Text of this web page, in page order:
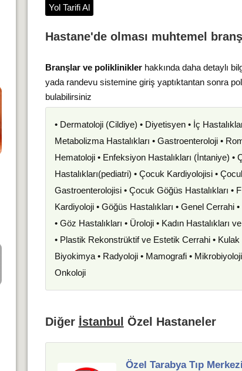
Yol Tarifi Al
Hastane'de olması muhtemel
Branşlar ve polikliniklerhakkında daha detaylı
yada randevu sistemine giriş yaptıktantan sonra
bulabilirsiniz
• Dermatoloji (Cildiye) • Diyetisyen • İç
Metabolizma Hastalıkları • Gastroenteroloji •
Hematoloji • Enfeksiyon Hastalıkları (İntaniye) •
Hastalıkları(pediatri) • Çocuk Kardiyolojisi •
Gastroenterolojisi • Çocuk Göğüs Hastalıkları •
Kardiyoloji • Göğüs Hastalıkları • Genel Cerrahi
• Göz Hastalıkları • Üroloji • Kadın Hastalıkları
• Plastik Rekonstrüktif ve Estetik Cerrahi • Kulak
Biyokimya • Radyoloji • Mamografi •
Onkoloji
Diğer İstanbul Özel Hastaneler
Özel Tarabya Tıp